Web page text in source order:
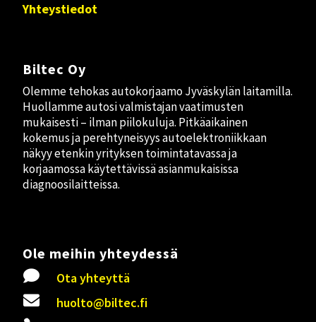
Yhteystiedot
Biltec Oy
Olemme tehokas autokorjaamo Jyväskylän laitamilla.
Huollamme autosi valmistajan vaatimusten
mukaisesti – ilman piilokuluja. Pitkäaikainen
kokemus ja perehtyneisyys autoelektroniikkaan
näkyy etenkin yrityksen toimintatavassa ja
korjaamossa käytettävissä asianmukaisissa
diagnoosilaitteissa.
Ole meihin yhteydessä

Ota yhteyttä

huolto@biltec.fi